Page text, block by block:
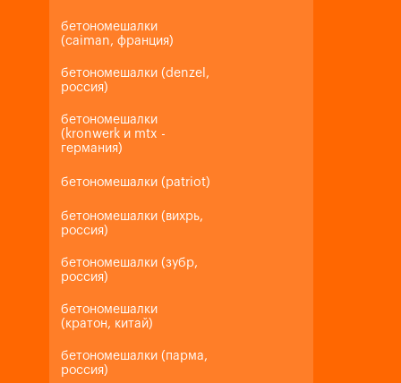
бетономешалки
(caiman, франция)
бетономешалки (denzel,
россия)
бетономешалки
(kronwerk и mtx -
германия)
бетономешалки (patriot)
бетономешалки (вихрь,
россия)
бетономешалки (зубр,
россия)
бетономешалки
(кратон, китай)
бетономешалки (парма,
россия)